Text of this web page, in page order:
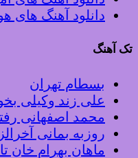
دانلود آهنگ های
تک آهنگ
بسطام تهران
علی زند وکیلی
محمد اصفهانی
روزبه بمانی
ماهان بهرام خان